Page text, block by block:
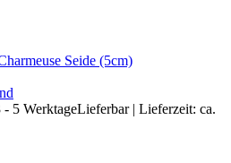
Seide (5cm)
Lieferbar | Lieferzeit: ca.